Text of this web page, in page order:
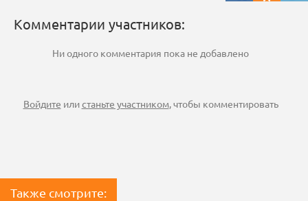
Комментарии участников:
Ни одного комментария пока не добавлено
Войдите илистаньте участником, чтобы комментировать
Также смотрите: